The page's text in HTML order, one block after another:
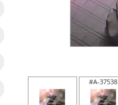
#A-37538